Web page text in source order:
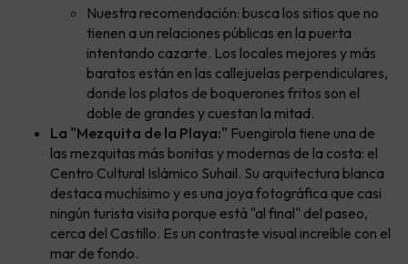
Nuestra recomendación: busca los sitios que no
tienen a un relaciones públicas en la puerta
intentando cazarte. Los locales mejores y más
baratos están en las callejuelas perpendiculares,
donde los platos de boquerones fritos son el
doble de grandes y cuestan la mitad.
La "Mezquita de la Playa:" Fuengirola tiene una de
las mezquitas más bonitas y modernas de la costa: el
Centro Cultural Islámico Suhail. Su arquitectura blanca
destaca muchísimo y es una joya fotográfica que casi
ningún turista visita porque está "al final" del paseo,
cerca del Castillo. Es un contraste visual increíble con el
mar de fondo.